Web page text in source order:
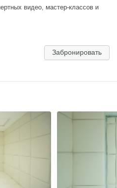
видео, мастер-классов и
Забронировать